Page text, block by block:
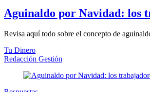
Aguinaldo por Navidad: los
Revisa aquí todo sobre el concepto de
Tu Dinero
Redacción Gestión